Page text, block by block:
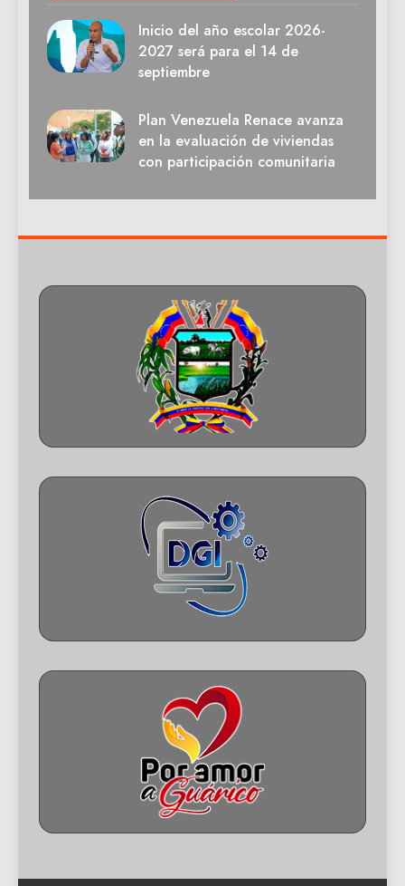
Inicio del año escolar 2026-
2027 será para el 14 de
septiembre
Plan Venezuela Renace avanza
en la evaluación de viviendas
con participación comunitaria